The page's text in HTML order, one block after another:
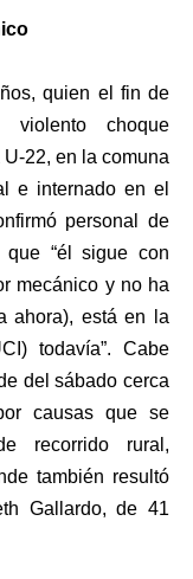
quien el fin de
violento choque
22, en la comuna
e internado en el
personal de
“él sigue con
mecánico y no ha
ahora), está en la
todavía”. Cabe
del sábado cerca
causas que se
recorrido rural,
también resultó
Gallardo, de 41